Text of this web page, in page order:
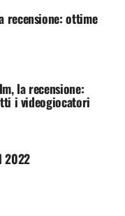
recensione: ottime
la recensione:
i videogiocatori
2022